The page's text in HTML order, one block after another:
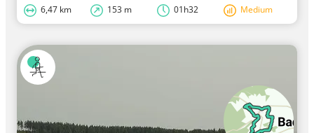
6,47 km 153 m 01h32 Medium